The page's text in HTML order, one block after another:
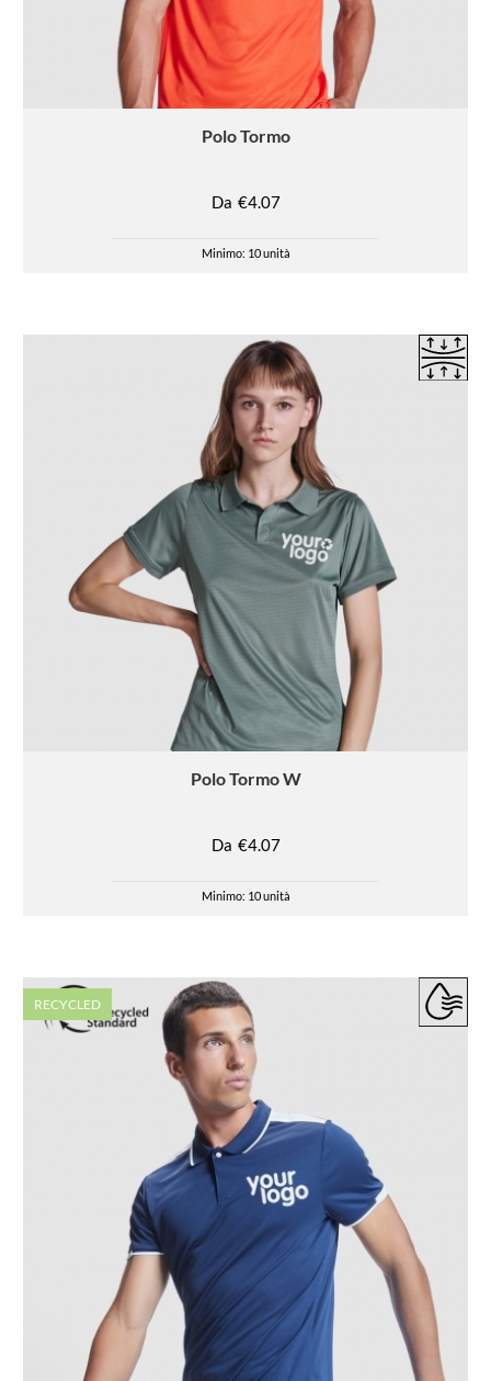
PoloTormo
Da €4.07
Minimo: 10 unità
PoloTormo W
Da €4.07
Minimo: 10 unità
RECYCLED